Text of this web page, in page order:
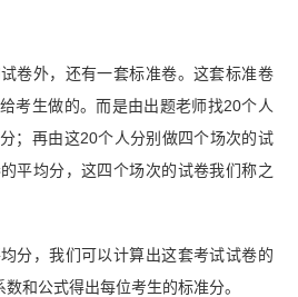
卷外，还有一套标准卷。这套标准卷
考生做的。而是由出题老师找20个人
；再由这20个人分别做四个场次的试
平均分，这四个场次的试卷我们称之
分，我们可以计算出这套考试试卷的
和公式得出每位考生的标准分。